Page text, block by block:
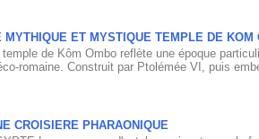
MYTHIQUE ET MYSTIQUE TEMPLE DE KOM
temple de Kôm Ombo reflète une époque
romaine. Construit par Ptolémée VI, puis
CROISIERE PHARAONIQUE